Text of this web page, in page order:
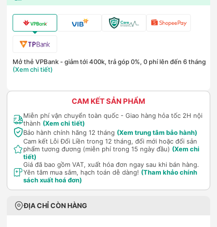
Mở thẻ VPBank - giảm tới 400k, trả góp 0%, 0 phí lên đến 6 tháng
(Xem chi tiết)
CAM KẾT SẢN PHẨM
Miễn phí vận chuyển toàn quốc - Giao hàng hỏa tốc 2H nội
thành (Xem chi tiết)
Bảo hành chính hãng 12 tháng (Xem trung tâm bảo hành)
Cam kết Lỗi Đổi Liền trong 12 tháng, đổi mới hoặc đổi sản
phẩm tương đương (miễn phí trong 15 ngày đầu) (Xem chi
tiết)
Giá đã bao gồm VAT, xuất hóa đơn ngay sau khi bán hàng.
Yên tâm mua sắm, hạch toán dễ dàng! (Tham khảo chính
sách xuất hoá đơn)
ĐỊA CHỈ CÒN HÀNG